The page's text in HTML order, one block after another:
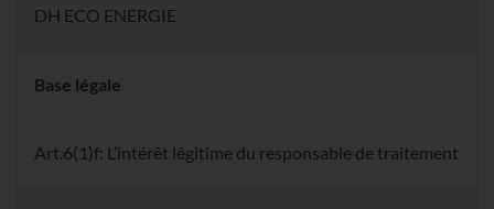
DH ECO ENERGIE
Base légale
Art.6(1)f: L’intérêt légitime du responsable de traitement